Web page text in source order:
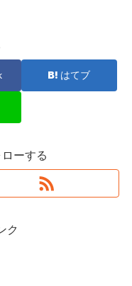
はてブ
ーする
ク